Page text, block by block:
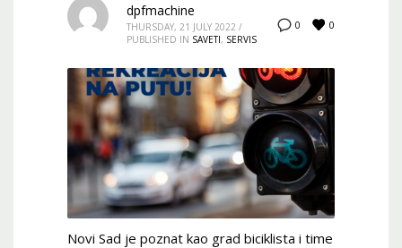
0 0
dpfmachine
THURSDAY, 21 JULY 2022 /
PUBLISHED IN SAVETI, SERVIS
Novi Sad je poznat kao grad biciklista i time